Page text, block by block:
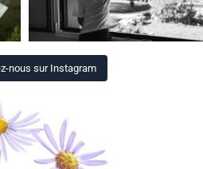
nous sur Instagram